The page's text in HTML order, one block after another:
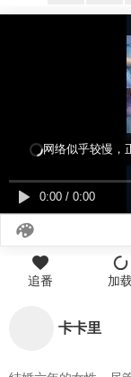
0:00 / 0:00
网络似乎较慢，
追番 加
卡卡里